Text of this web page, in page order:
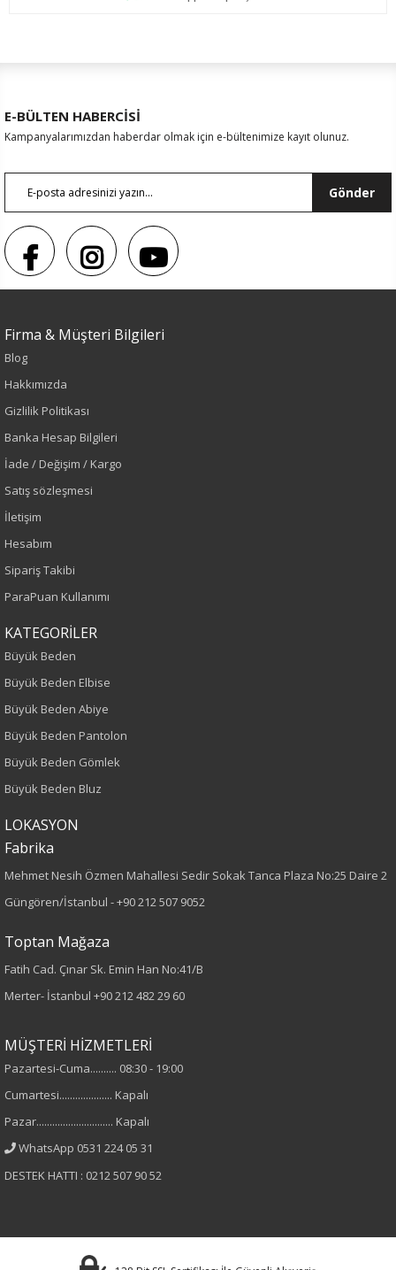
Sezon : YAZLIK
Lacivert
İlkbahar-Yaz
Yaş Grubu
Yetişkin
Büyük Beden
75
Kumaş Tipi
Dokuma
Desen
Desenli
Kumaş
%100 Viskon
Cinsiyet
Kadın
Kol Tipi
E-BÜLTEN HABERCİSİ
Kampanyalarımızdan haberdar olmak için e-bültenimize kayıt olunuz.
Gönder
Firma & Müşteri Bilgileri
Blog
Hakkımızda
Gizlilik Politikası
Banka Hesap Bilgileri
İade / Değişim / Kargo
Satış sözleşmesi
İletişim
Hesabım
Sipariş Takibi
ParaPuan Kullanımı
KATEGORİLER
Büyük Beden
Büyük Beden Elbise
Büyük Beden Abiye
Büyük Beden Pantolon
Büyük Beden Gömlek
Büyük Beden Bluz
LOKASYON
Fabrika
Mehmet Nesih Özmen Mahallesi Sedir Sokak Tanca Plaza No:25 Daire 2
Güngören/İstanbul -+90 212 507 9052
Toptan Mağaza
Fatih Cad. Çınar Sk. Emin Han No:41/B
Merter- İstanbul +90 212 482 29 60
MÜŞTERİ HİZMETLERİ
Pazartesi-Cuma.......... 08:30 - 19:00
Cumartesi.................... Kapalı
Pazar............................. Kapalı
WhatsApp 0531 224 05 31
DESTEK HATTI : 0212 507 90 52